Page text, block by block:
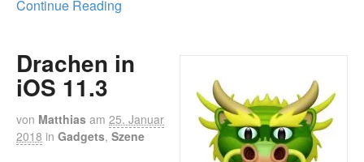
Continue Reading
Drachen in
iOS 11.3
von Matthias am 25. Januar
2018 in Gadgets, Szene